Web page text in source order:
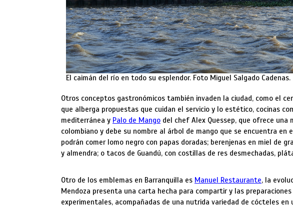
El caimán del río en todo su esplendor. Foto Miguel Salgado Cadenas.
Otros conceptos gastronómicos también invaden la ciudad, como el
que alberga propuestas que cuidan el servicio y lo estético, cocinas
mediterránea y Palo de Mango del chef Alex Quessep, que ofrece una
colombiano y debe su nombre al árbol de mango que se encuentra en
podrán comer lomo negro con papas doradas; berenjenas en miel de
y almendra; o tacos de Guandú, con costillas de res desmechadas,
Otro de los emblemas en Barranquilla es Manuel Restaurante, la
Mendoza presenta una carta hecha para compartir y las
experimentales, acompañadas de una nutrida variedad de cócteles